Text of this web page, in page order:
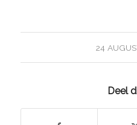
24
Deel